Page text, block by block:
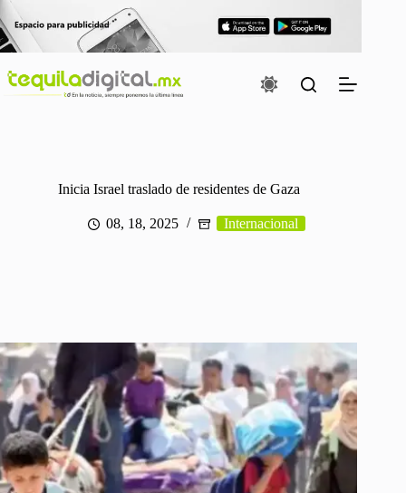
Saltar
al
contenido
Inicia Israel traslado de residentes de Gaza
08, 18, 2025 Internacional